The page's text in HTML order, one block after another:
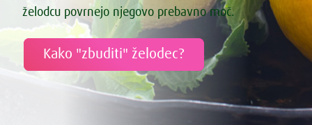
želodcu povrnejo njegovo prebavno moč.
Kako "zbuditi" želodec?